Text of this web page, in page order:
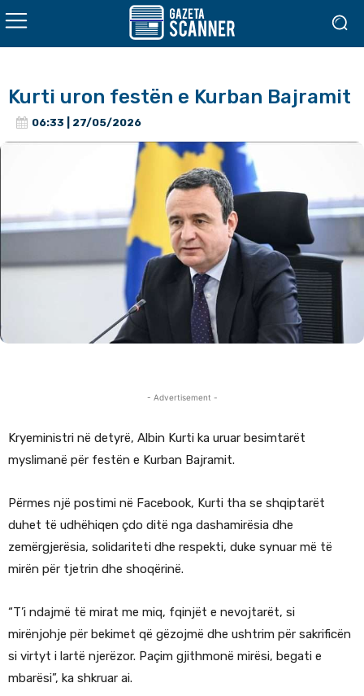
Kurti uron festën e Kurban Bajramit
06:33 | 27/05/2026
- Advertisement -
Kryeministri në detyrë, Albin Kurti ka uruar besimtarët
myslimanë për festën e Kurban Bajramit.
Përmes një postimi në Facebook, Kurti tha se shqiptarët
duhet të udhëhiqen çdo ditë nga dashamirësia dhe
zemërgjerësia, solidariteti dhe respekti, duke synuar më të
mirën për tjetrin dhe shoqërinë.
“T’i ndajmë të mirat me miq, fqinjët e nevojtarët, si
mirënjohje për bekimet që gëzojmë dhe ushtrim për sakrificën
si virtyt i lartë njerëzor. Paçim gjithmonë mirësi, begati e
mbarësi”, ka shkruar ai.